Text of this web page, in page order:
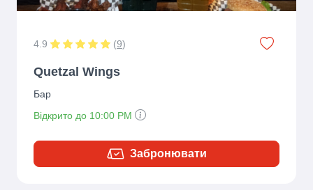
4.9 (9)
Quetzal Wings
Бар
Відкрито до 10:00 PM
Забронювати